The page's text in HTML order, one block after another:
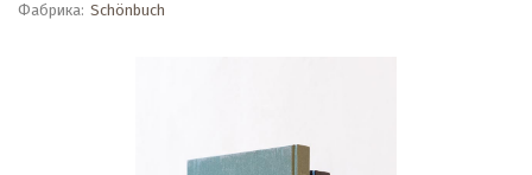
Фабрика: Schönbuch